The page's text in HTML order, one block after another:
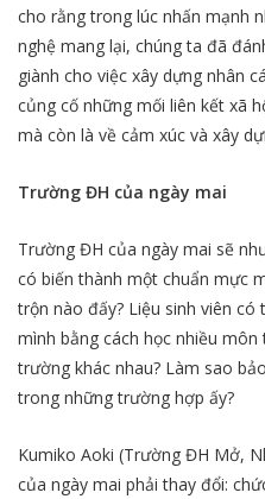
cho rằng trong lúc nhấn mạnh
nghệ mang lại, chúng ta đã
giành cho việc xây dựng nhân
củng cố những mối liên kết xã
mà còn là về cảm xúc và xây
Trường ĐH của ngày mai
Trường ĐH của ngày mai sẽ
có biến thành một chuẩn mực
trộn nào đấy? Liệu sinh viên có
mình bằng cách học nhiều
trường khác nhau? Làm sao
trong những trường hợp ấy?
Kumiko Aoki (Trường ĐH Mở,
của ngày mai phải thay đổi: